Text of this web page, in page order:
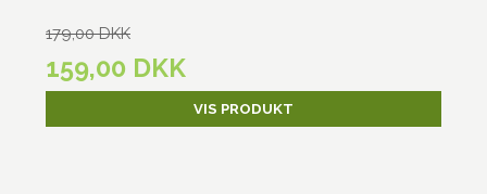
179,00 DKK
159,00 DKK
VIS PRODUKT